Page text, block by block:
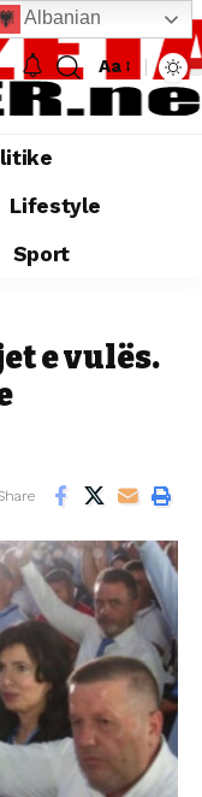
Aa
Lifestyle
Sport
e vulës.
Albanian